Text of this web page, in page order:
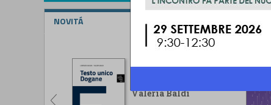
NOVITÁ
Valeria Baldi